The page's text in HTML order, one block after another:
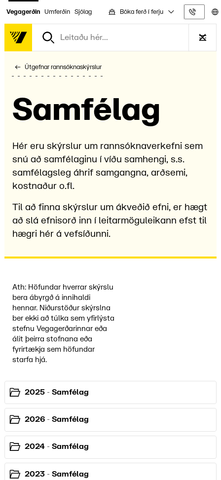
Vegagerðin Umferðin Sjólag Bóka ferð í ferju
Útgefnar rannsóknaskýrslur
Samfé­lag
Hér eru skýrslur um rannsóknaverkefni sem
snú að samfélaginu í víðu samhengi, s.s.
samfélagsleg áhrif samgangna, arðsemi,
kostnaður o.fl.
Til að finna skýrslur um ákveðið efni, er hægt
að slá efnisorð inn í leitarmöguleikann efst til
hægri hér á vefsíðunni.
Ath: Höfundar hverrar skýrslu
bera ábyrgð á innihaldi
hennar. Niðurstöður skýrslna
ber ekki að túlka sem yfirlýsta
stefnu Vegagerðarinnar eða
álit þeirra stofnana eða
fyrirtækja sem höfundar
starfa hjá.
2025 - Samfélag
2026 - Samfélag
2024 - Samfélag
2023 - Samfélag